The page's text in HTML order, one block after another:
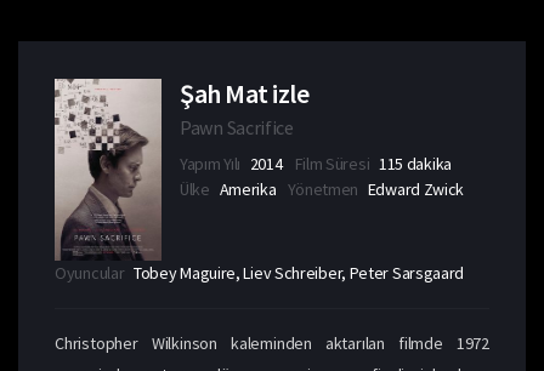
Şah Mat izle
Pawn Sacrifice
Yapım Yılı 2014 Film Süresi 115 dakika
Ülke Amerika Yönetmen Edward Zwick
Oyuncular Tobey Maguire, Liev Schreiber, Peter Sarsgaard
Christopher Wilkinson kaleminden aktarılan filmde 1972